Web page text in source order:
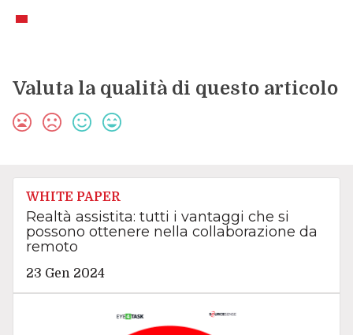
Valuta la qualità di questo articolo
WHITE PAPER
Realtà assistita: tutti i vantaggi che si
possono ottenere nella collaborazione da
remoto
23 Gen 2024